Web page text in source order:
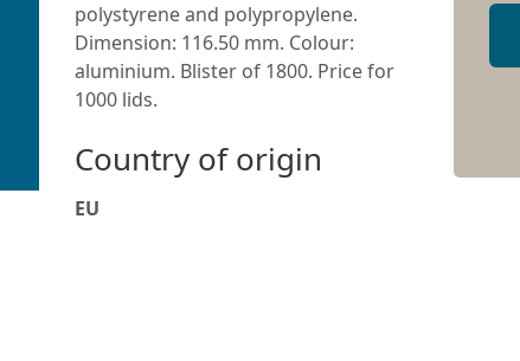
polystyrene and polypropylene.
Dimension: 116.50 mm. Colour:
aluminium. Blister of 1800. Price for
1000 lids.
Country of origin
EU